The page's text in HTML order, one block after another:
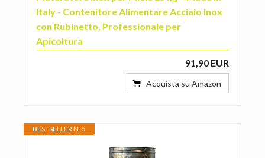
Italy - Contenitore Alimentare Acciaio Inox
con Rubinetto, Professionale per
Apicoltura
91,90 EUR
Acquista su Amazon
BESTSELLER N. 5